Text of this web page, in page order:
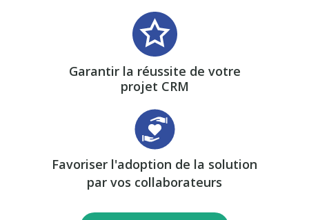
Garantir la réussite de votre
projet CRM
Favoriser l'adoption de la solution
par vos collaborateurs